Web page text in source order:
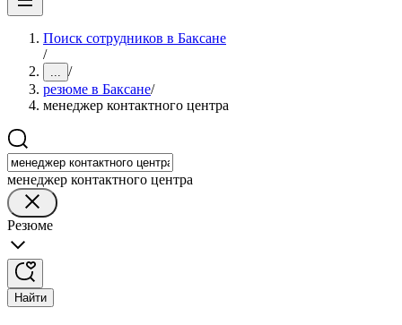
Поиск сотрудников в Баксане
/
... /
резюме в Баксане/
менеджер контактного центра
менеджер контактного центра
Резюме
Найти